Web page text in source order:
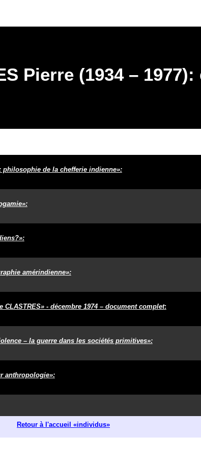
Pierre (1934 –
philosophie de la chefferie indienne»:
amérindienne»:
CLASTRES» - décembre 1974 – document complet:
– la guerre dans les sociétés primitives»:
anthropologie»:
Retour à l'accueil «individus»